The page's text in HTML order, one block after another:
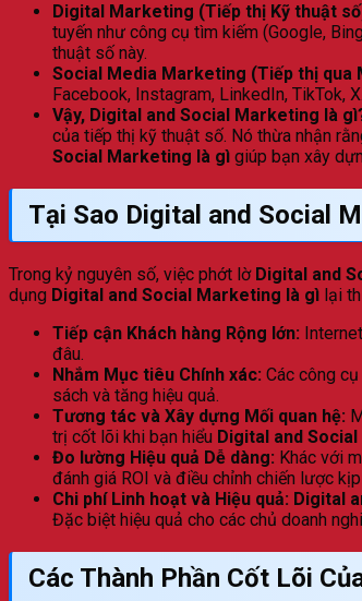
Digital Marketing (Tiếp thị Kỹ thuật
tuyến như công cụ tìm kiếm (Google,
thuật số này.
Social Media Marketing (Tiếp thị qua
Facebook, Instagram, LinkedIn, TikTok,
Vậy, Digital and Social Marketing là
của tiếp thị kỹ thuật số. Nó thừa nhận
Social Marketing là gì giúp bạn xây
Tại Sao Digital and Social
Trong kỷ nguyên số, việc phớt lờ Digital and
dụng Digital and Social Marketing là gì lại
Tiếp cận Khách hàng Rộng lớn:
đâu.
Nhắm Mục tiêu Chính xác: Các công
sách và tăng hiệu quả.
Tương tác và Xây dựng Mối quan hệ:
trị cốt lõi khi bạn hiểu Digital and
Đo lường Hiệu quả Dễ dàng: Khác với
đánh giá ROI và điều chỉnh chiến lược
Chi phí Linh hoạt và Hiệu quả: Digital
Đặc biệt hiệu quả cho các chủ doanh
Các Thành Phần Cốt Lõi